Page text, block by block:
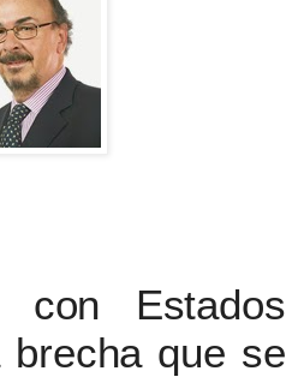
con Estados
brecha que se